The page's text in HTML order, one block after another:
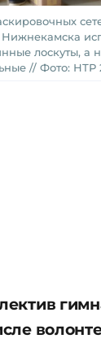
лоскуты, а
// Фото: НТР